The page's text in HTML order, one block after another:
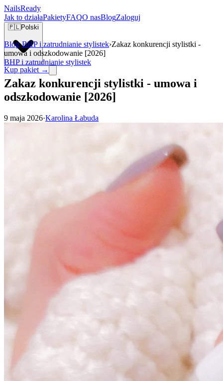
NailsReady
Jak to działaPakietyFAQO nasBlogZaloguj
🇵🇱Polski
Kup pakiet →
Blog›BHP i zatrudnianie stylistek›Zakaz konkurencji stylistki -
umowa i odszkodowanie [2026]
BHP i zatrudnianie stylistek
Zakaz konkurencji stylistki - umowa i
odszkodowanie [2026]
9 maja 2026·Karolina Łabuda